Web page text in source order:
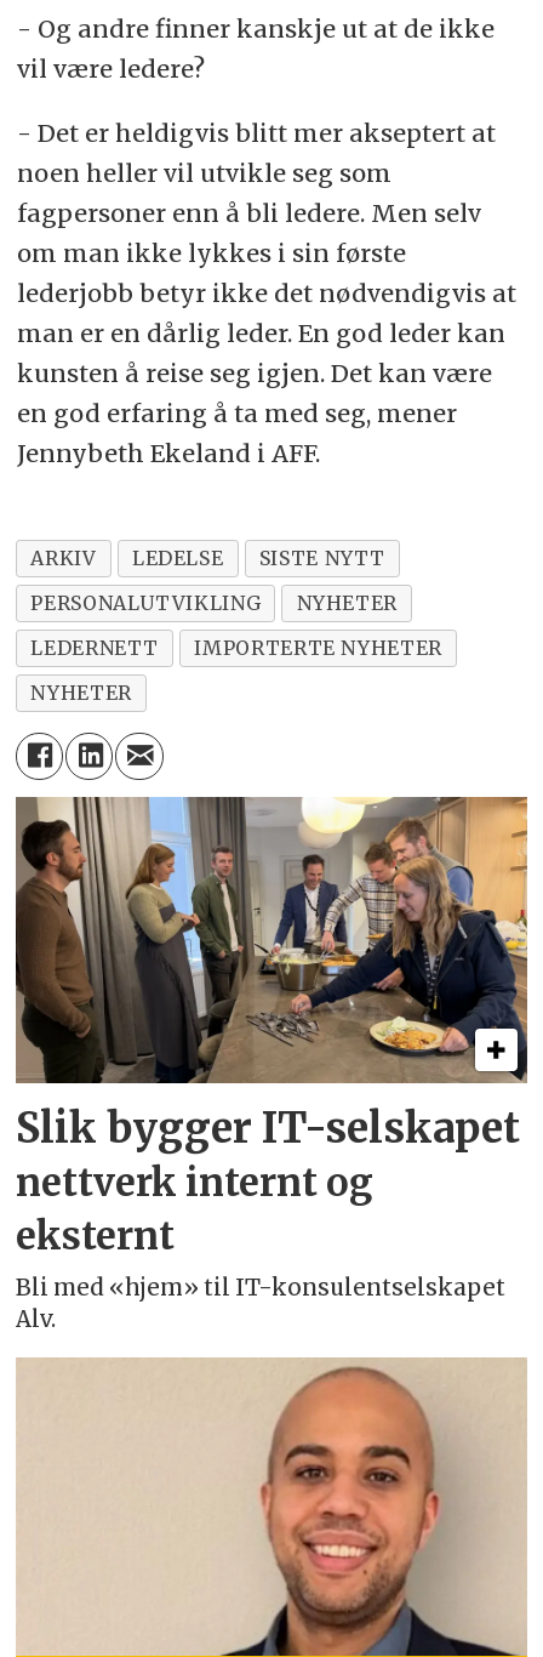
- Og andre finner kanskje ut at de ikke
vil være ledere?
- Det er heldigvis blitt mer akseptert at
noen heller vil utvikle seg som
fagpersoner enn å bli ledere. Men selv
om man ikke lykkes i sin første
lederjobb betyr ikke det nødvendigvis at
man er en dårlig leder. En god leder kan
kunsten å reise seg igjen. Det kan være
en god erfaring å ta med seg, mener
Jennybeth Ekeland i AFF.
ARKIV LEDELSE
SISTE NYTT
PERSONALUTVIKLING
NYHETER
LEDERNETT
IMPORTERTE NYHETER
NYHETER
Slik bygger IT-selskapet
nettverk internt og
eksternt
Bli med «hjem» til IT-konsulentselskapet
Alv.